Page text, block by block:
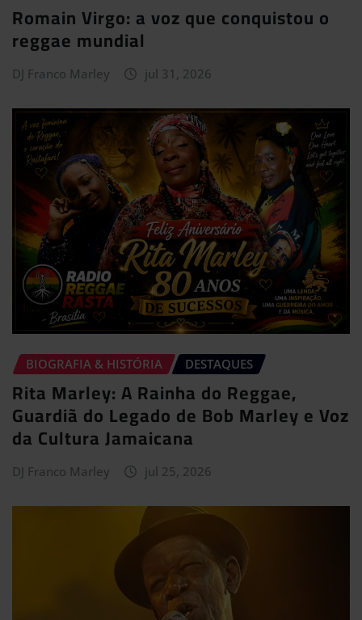
Romain Virgo: a voz que conquistou o
reggae mundial
DJ Franco Marley jul 31, 2026
BIOGRAFIA & HISTÓRIA DESTAQUES
Rita Marley: A Rainha do Reggae,
Guardiã do Legado de Bob Marley e Voz
da Cultura Jamaicana
DJ Franco Marley jul 25, 2026